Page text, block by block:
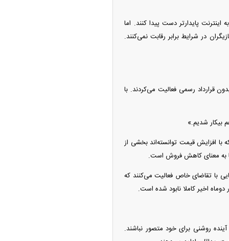
پایدارتر دست پیدا کنند. اما
در شرایط برابر رقابت نمی‌کنند.
قرارداد رسمی فعالیت می‌کردند. با
بیکار شدیم.»
با افزایش قیمت توانسته‌اند بخشی از
به معنای کاهش فروش است.
با تقاضای خاص فعالیت می‌کنند که
اخیر کاملا نابود شده است.
روشنی برای خود متصور نباشند.